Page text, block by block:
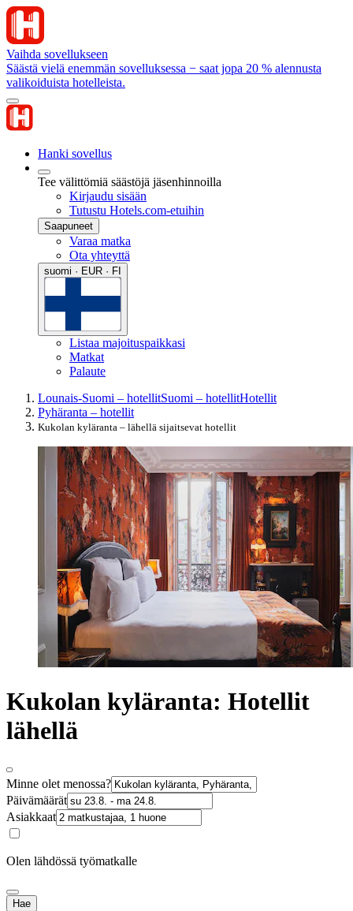
Vaihda sovellukseen
Säästä vielä enemmän sovelluksessa − saat jopa 20 % alennusta
valikoiduista hotelleista.
Hanki sovellus
Tee välittömiä säästöjä jäsenhinnoilla
Kirjaudu sisään
Tutustu Hotels.com-etuihin
Saapuneet
Varaa matka
Ota yhteyttä
suomi · EUR · FI
Listaa majoituspaikkasi
Matkat
Palaute
Lounais-Suomi – hotellitSuomi – hotellitHotellit
Pyhäranta – hotellit
Kukolan kyläranta – lähellä sijaitsevat hotellit
Kukolan kyläranta: Hotellit
lähellä
Minne olet menossa?
Päivämäärät
Asiakkaat
Olen lähdössä työmatkalle
Hae